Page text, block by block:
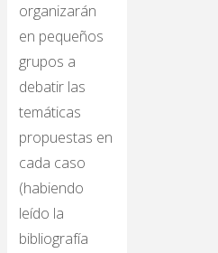
organizarán
en pequeños
grupos a
debatir las
temáticas
propuestas en
cada caso
(habiendo
leído la
bibliografía